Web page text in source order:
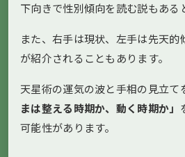
下向きで性別傾向を読む説もある
また、右手は現状、左手は先天
が紹介されることもあります。
天星術の運気の波と手相の見立て
まは整える時期か、動く時期か」
可能性があります。